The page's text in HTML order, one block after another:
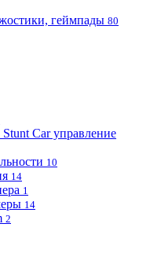
геймпады 80
Car управление
10
14
1
14
2